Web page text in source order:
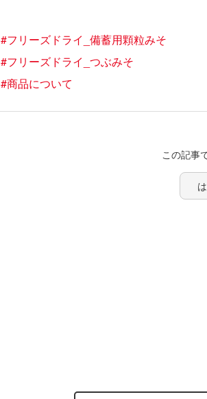
#フリーズドライ_備蓄用顆粒みそ
#フリーズドライ_つぶみそ
#商品について
この記事